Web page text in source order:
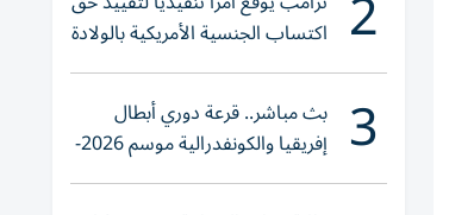
اكتساب الجنسية الأمريكية بالولادة
3 بث مباشر.. قرعة دوري أبطال
إفريقيا والكونفدرالية موسم 2026-
2027